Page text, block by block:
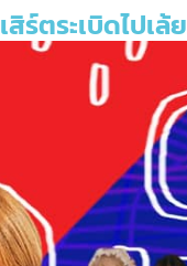
ร์ตระเบิดไปเล้ย